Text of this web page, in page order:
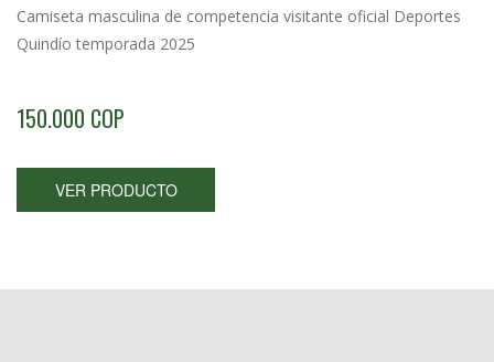
Camiseta masculina de competencia visitante oficial Deportes
Quindío temporada 2025
150.000 COP
VER PRODUCTO